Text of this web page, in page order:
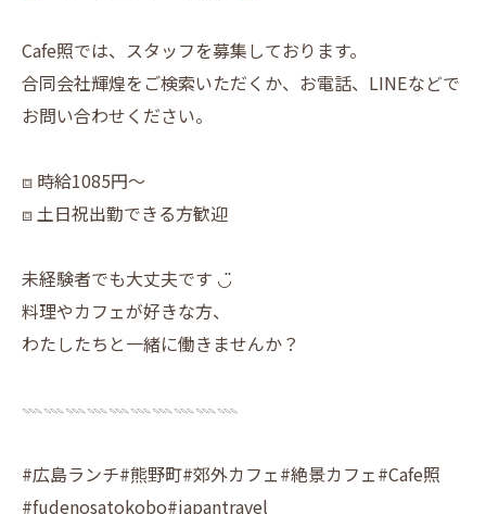
Cafe照では、スタッフを募集しております。
合同会社輝煌をご検索いただくか、お電話、LINEなどで
お問い合わせください。
⧈ 時給1085円〜
⧈ 土日祝出勤できる方歓迎
未経験者でも大丈夫です ◡̈
料理やカフェが好きな方、
わたしたちと一緒に働きませんか？
𓇠𓇠𓇠𓇠𓇠𓇠𓇠𓇠𓇠𓇠
#広島ランチ#熊野町#郊外カフェ#絶景カフェ#Cafe照
#fudenosatokobo#japantravel